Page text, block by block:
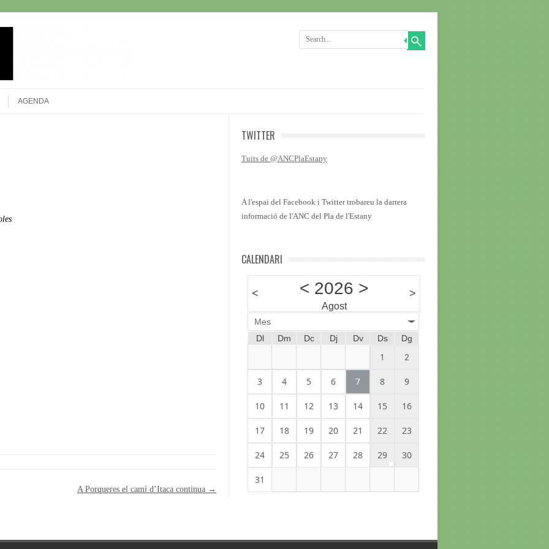
AGENDA
A Porqueres el camí d’Itaca continua →
TWITTER
Tuits de @ANCPlaEstany
A l'espai del Facebook i Twitter trobareu la darrera
informació de l'ANC del Pla de l'Estany
CALENDARI
< < 2026 >
Agost
>
Mes
Dl
Dm Dc Dj Dv Ds Dg
1 2
3 4 5 6 7 8 9
10 11 12 13 14 15 16
17 18 19 20 21 22 23
24 25 26 27 28 29 30
31